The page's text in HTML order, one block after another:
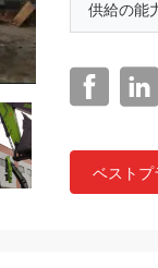
供給の能
ベストプ